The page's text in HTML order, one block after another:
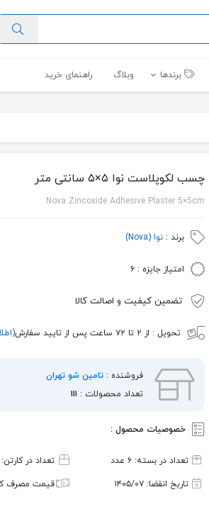
برندها وبلاگ راهنمای خرید
چسب لکوپلاست نوا ۵×۵ سانتی متر
Nova Zincoxide Adhesive Plaster 5×5cm
برند : نوا (Nova)
امتیاز جایزه : ۶
تضمین کیفیت و اصالت کالا
تحویل : از ۲ تا ۷۲ ساعت پس از تایید سفارش
فروشنده :تامین شو تهران
تعداد محصولات : ۱۱۱
خصوصیات محصول :
تعداد در بسته: ۶ عدد تعداد در کارتن: ۱۸۰ عدد
تاریخ انقضا: ۱۴۰۵/۰۷ قیمت مصرف